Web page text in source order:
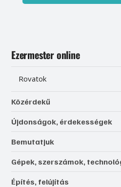
Ezermester online
Rovatok
Közérdekű
Újdonságok, érdekességek
Bemutatjuk
Gépek, szerszámok,
Építés, felújítás